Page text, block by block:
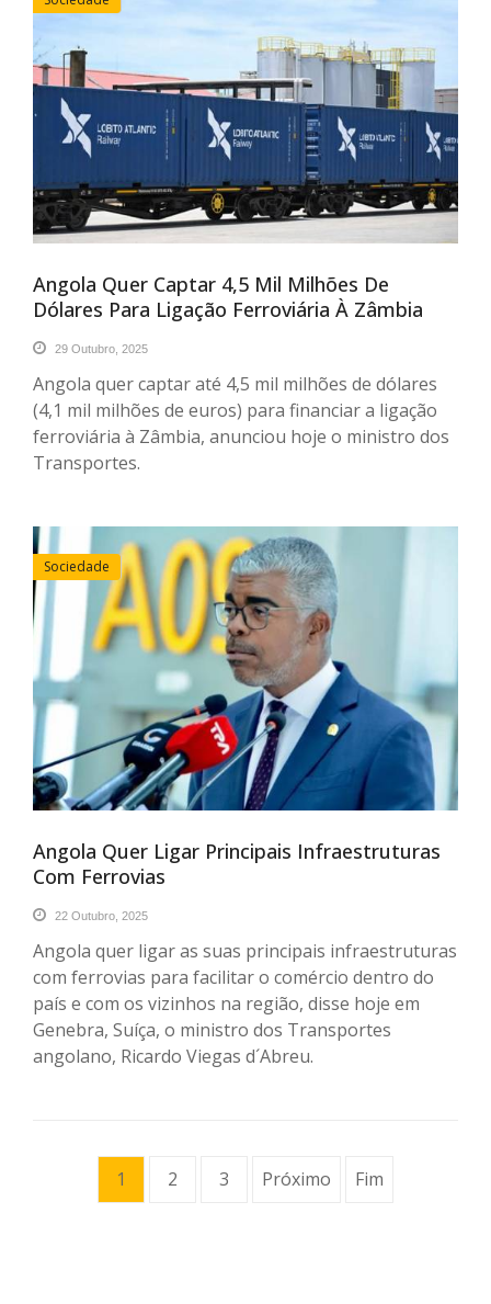
Angola Quer Captar 4,5 Mil Milhões De
Dólares Para Ligação Ferroviária À Zâmbia
29 Outubro, 2025
Angola quer captar até 4,5 mil milhões de dólares
(4,1 mil milhões de euros) para financiar a ligação
ferroviária à Zâmbia, anunciou hoje o ministro dos
Transportes.
Sociedade
Angola Quer Ligar Principais Infraestruturas
Com Ferrovias
22 Outubro, 2025
Angola quer ligar as suas principais infraestruturas
com ferrovias para facilitar o comércio dentro do
país e com os vizinhos na região, disse hoje em
Genebra, Suíça, o ministro dos Transportes
angolano, Ricardo Viegas d´Abreu.
1 2 3 Próximo Fim